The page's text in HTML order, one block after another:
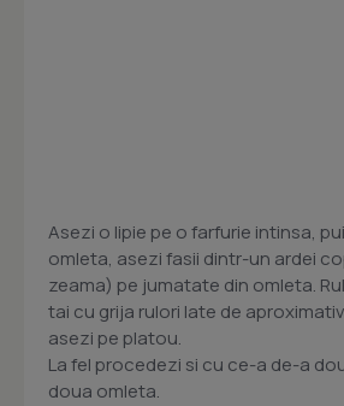
Asezi o lipie pe o farfurie intinsa,
omleta, asezi fasii dintr-un ardei
zeama) pe jumatate din omleta.
tai cu grija rulori late de
asezi pe platou.
La fel procedezi si cu ce-a de-a
doua omleta.